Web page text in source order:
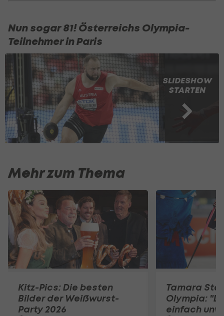
Nun sogar 81! Österreichs Olympia-
Teilnehmer in Paris
SLIDESHOW
STARTEN
Mehr zum Thema
Kitz-Pics: Die besten
Bilder der Weißwurst-
Party 2026
Tamara
Olympia:
einfach